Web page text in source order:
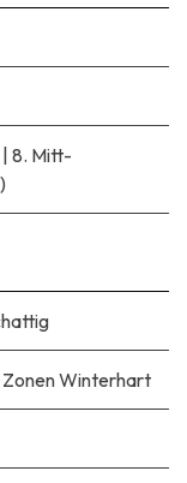
| 8. Mitt-
Zonen Winterhart